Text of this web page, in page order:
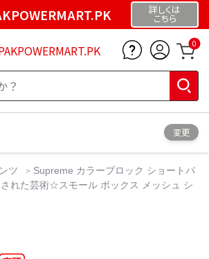
詳しくは
こちら
0
変更
ツ
Supreme カラーブロック ショートパ
れた芸術☆スモール ボックス メッシュ シ